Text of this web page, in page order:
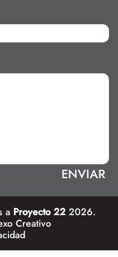
a Proyecto 22 2026.
Creativo